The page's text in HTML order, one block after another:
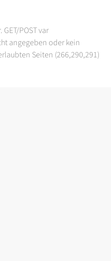
POST var
angegeben oder kein
Seiten (266,290,291)